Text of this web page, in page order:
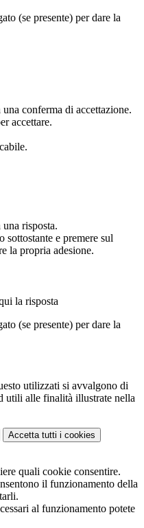
(se presente) per dare la
conferma di accettazione.
accettare.
risposta.
sottostante e premere sul
la propria adesione.
la risposta
(se presente) per dare la
utilizzati si avvalgono di
utili alle finalità illustrate nella
Accetta tutti i cookies
quali cookie consentire.
il funzionamento della
al funzionamento potete